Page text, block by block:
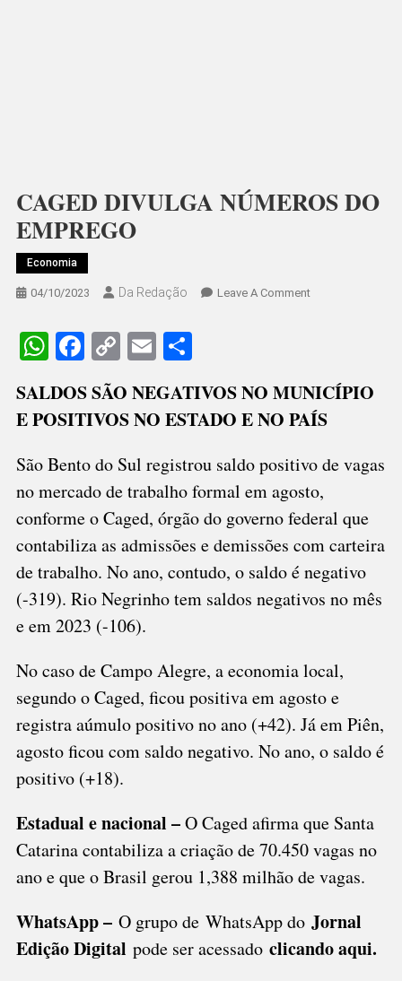
CAGED DIVULGA NÚMEROS DO
EMPREGO
Economia
04/10/2023 Da Redação Leave A CommentOn
EMPREGO
WhatsApp
Facebook
CopyEmail
SALDOS SÃO NEGATIVOS NO MUNICÍPIO
E POSITIVOS NO ESTADO E NO PAÍS
São Bento do Sul registrou saldo positivo de vagas
no mercado de trabalho formal em agosto,
conforme o Caged, órgão do governo federal que
contabiliza as admissões e demissões com carteira
de trabalho. No ano, contudo, o saldo é negativo
(-319). Rio Negrinho tem saldos negativos no mês
e em 2023 (-106).
No caso de Campo Alegre, a economia local,
segundo o Caged, ficou positiva em agosto e
registra aúmulo positivo no ano (+42). Já em Piên,
agosto ficou com saldo negativo. No ano, o saldo é
positivo (+18).
Estadual e nacional –O Caged afirma que Santa
Catarina contabiliza a criação de 70.450 vagas no
ano e que o Brasil gerou 1,388 milhão de vagas.
WhatsApp – O grupo de WhatsApp do Jornal
Edição Digital pode ser acessado clicando aqui.